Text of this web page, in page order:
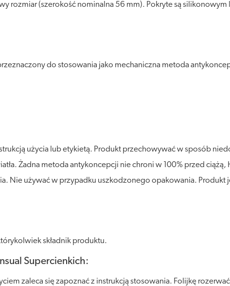
rozmiar (szerokość nominalna 56 mm). Pokryte są
do stosowania jako mechaniczna metoda
użycia lub etykietą. Produkt przechowywać w sposób
Żadna metoda antykoncepcji nie chroni w 100% przed
Nie używać w przypadku uszkodzonego opakowania.
składnik produktu.
Supercienkich:
zaleca się zapoznać z instrukcją stosowania. Folijkę